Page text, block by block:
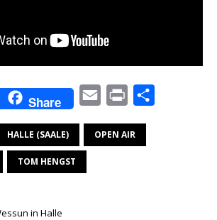
Share
a
i
HALLE (SAALE) OPEN AIR
TOM HENGST
in Halle